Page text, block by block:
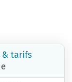
& tarifs